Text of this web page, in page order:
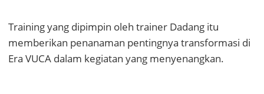
Training yang dipimpin oleh trainer Dadang itu
memberikan penanaman pentingnya transformasi di
Era VUCA dalam kegiatan yang menyenangkan.